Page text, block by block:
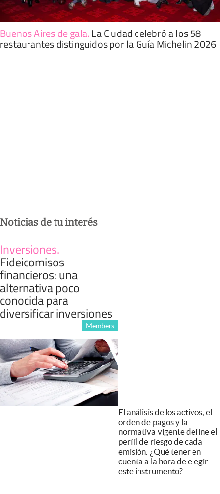
Buenos Aires de gala.La Ciudad celebró a los 58
restaurantes distinguidos por la Guía Michelin 2026
Noticias de tu interés
Inversiones.
Fideicomisos
financieros: una
alternativa poco
conocida para
diversificar inversiones
Members
El análisis de los activos, el
orden de pagos y la
normativa vigente define el
perfil de riesgo de cada
emisión. ¿Qué tener en
cuenta a la hora de elegir
este instrumento?